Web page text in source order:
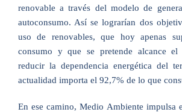
renovable a través del modelo de
autoconsumo. Así se lograrían dos
uso de renovables, que hoy apenas
consumo y que se pretende alcance
reducir la dependencia energética del
actualidad importa el 92,7% de lo que
En ese camino, Medio Ambiente impulsa